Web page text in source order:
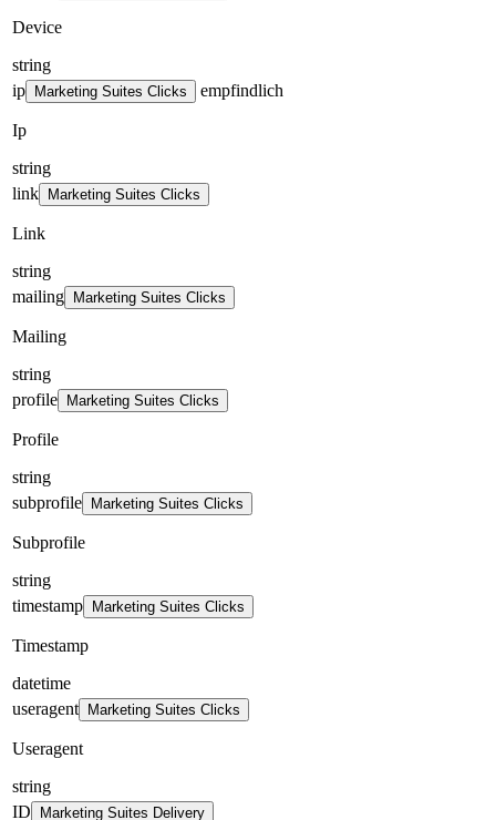
Device
string
ip
Marketing Suites Clicks empfindlich
Ip
string
link
Marketing Suites Clicks
Link
string
mailing
Marketing Suites Clicks
Mailing
string
profile
Marketing Suites Clicks
Profile
string
subprofile
Marketing Suites Clicks
Subprofile
string
timestamp
Marketing Suites Clicks
Timestamp
datetime
useragent
Marketing Suites Clicks
Useragent
string
ID
Marketing Suites Delivery